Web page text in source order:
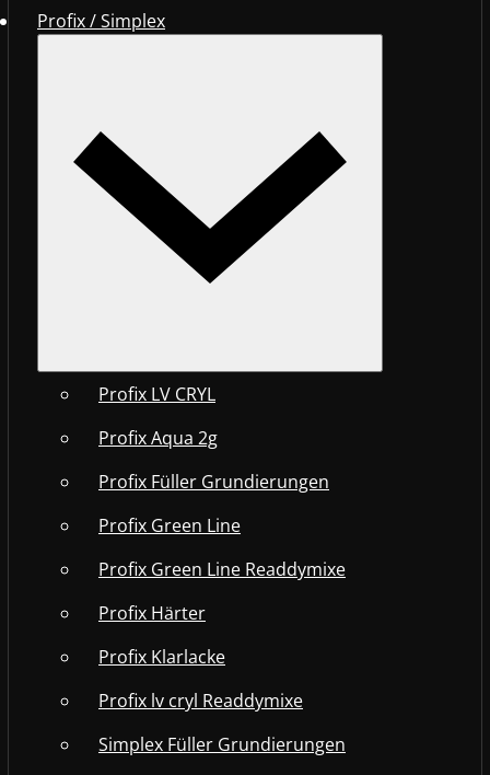
Profix / Simplex
Profix LV CRYL
Profix Aqua 2g
Profix Füller Grundierungen
Profix Green Line
Profix Green Line Readdymixe
Profix Härter
Profix Klarlacke
Profix lv cryl Readdymixe
Simplex Füller Grundierungen